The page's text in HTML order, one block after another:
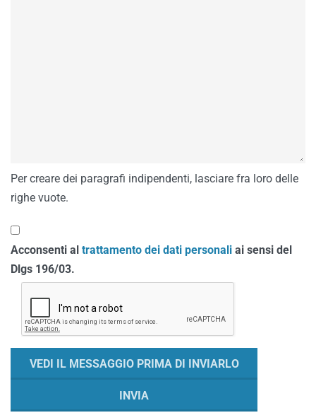
Per creare dei paragrafi indipendenti, lasciare fra loro delle
righe vuote.
Acconsenti al trattamento dei dati personali ai sensi del
Dlgs 196/03.